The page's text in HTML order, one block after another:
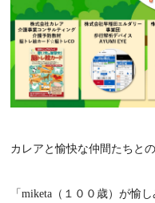
カレアと愉快な仲間たちとの
「miketa（１００歳）が愉